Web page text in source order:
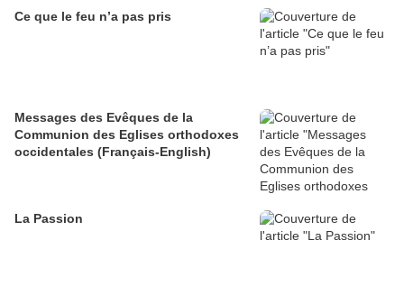
Ce que le feu n’a pas pris
Messages des Evêques de la
Communion des Eglises orthodoxes
occidentales (Français-English)
La Passion